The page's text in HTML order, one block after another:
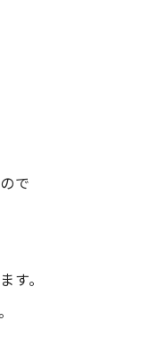
で
す。